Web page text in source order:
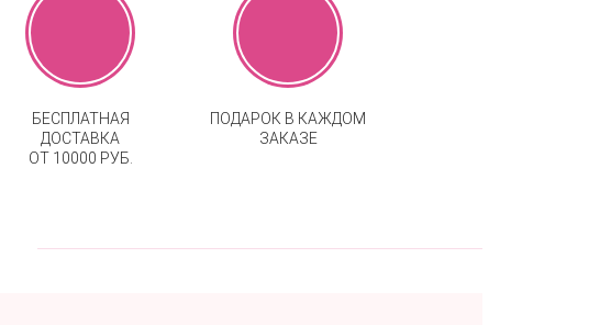
БЕСПЛАТНАЯ
ДОСТАВКА
ОТ 10000 РУБ.
ПОДАРОК В КАЖДОМ
ЗАКАЗЕ